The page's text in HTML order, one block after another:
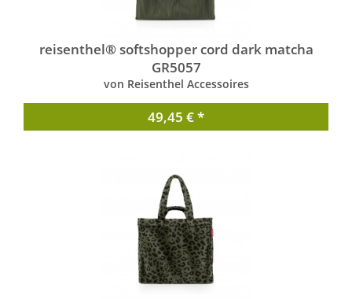
reisenthel® softshopper cord dark matcha
GR5057
von Reisenthel Accessoires
49,45 € *